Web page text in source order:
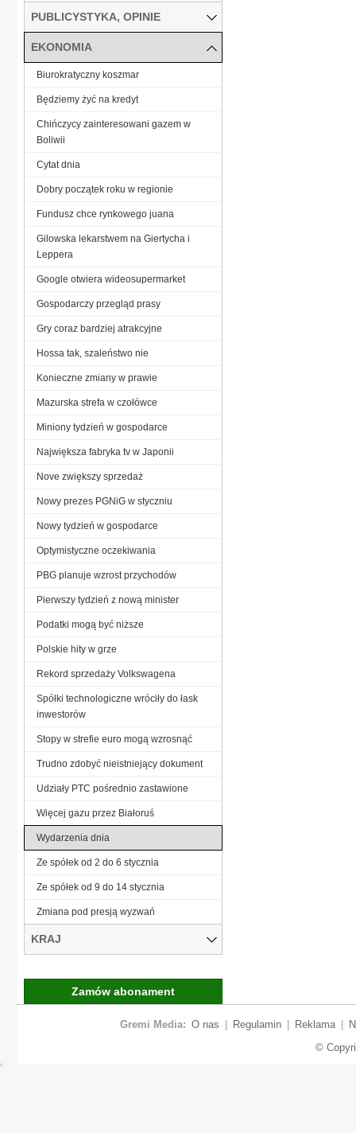
PUBLICYSTYKA, OPINIE
EKONOMIA
Biurokratyczny koszmar
Będziemy żyć na kredyt
Chińczycy zainteresowani gazem w
Boliwii
Cytat dnia
Dobry początek roku w regionie
Fundusz chce rynkowego juana
Gilowska lekarstwem na Giertycha i
Leppera
Google otwiera wideosupermarket
Gospodarczy przegląd prasy
Gry coraz bardziej atrakcyjne
Hossa tak, szaleństwo nie
Konieczne zmiany w prawie
Mazurska strefa w czołówce
Miniony tydzień w gospodarce
Największa fabryka tv w Japonii
Nove zwiększy sprzedaż
Nowy prezes PGNiG w styczniu
Nowy tydzień w gospodarce
Optymistyczne oczekiwania
PBG planuje wzrost przychodów
Pierwszy tydzień z nową minister
Podatki mogą być niższe
Polskie hity w grze
Rekord sprzedaży Volkswagena
Spółki technologiczne wróciły do łask
inwestorów
Stopy w strefie euro mogą wzrosnąć
Trudno zdobyć nieistniejący dokument
Udziały PTC pośrednio zastawione
Więcej gazu przez Białoruś
Wydarzenia dnia
Ze spółek od 2 do 6 stycznia
Ze spółek od 9 do 14 stycznia
Zmiana pod presją wyzwań
KRAJ
Zamów abonament
Gremi Media: O nas Regulamin Reklama
©